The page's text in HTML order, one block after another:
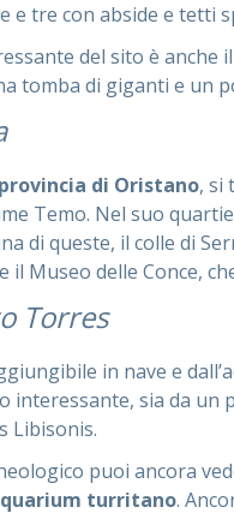
e tre con abside e tetti
del sito è
tomba di giganti e un
provincia di Oristano, si
Temo. Nel suo
di queste, il colle di
il Museo delle Conce,
in nave e
interessante, sia da un
Libisonis.
puoi ancora
turritano.